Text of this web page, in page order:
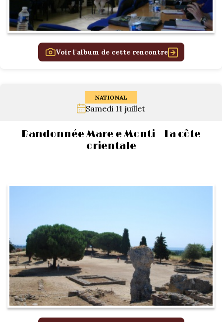
Voir l'album de cette rencontre
NATIONAL
Samedi 11 juillet
Randonnée Mare e Monti – La côte
orientale